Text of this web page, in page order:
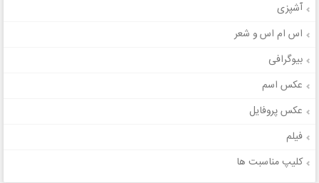
آشپزی
اس ام اس و شعر
بیوگرافی
عکس اسم
عکس پروفایل
فیلم
کلیپ مناسبت ها